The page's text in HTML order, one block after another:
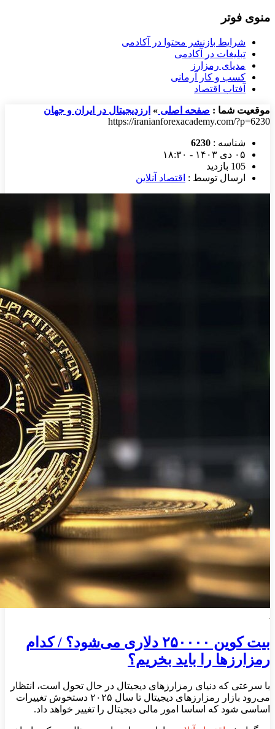
منوی فوتر
شرایط بازنشر محتوا در آکادمی
تبلیغات در آکادمی
مدیای رمزارز
کسب و کار آرمانی
آفتاب اقتصاد
موقعیت شما : صفحه اصلی » ارزدیجیتال در ایران و جهان
https://iranianforexacademy.com/?p=6230
شناسه : 6230
۰۵ دی ۱۴۰۳ - ۱۸:۳۰
105 بازدید
ارسال توسط : اقتصاد آنلاین
بیت کوین ۲۵۰۰۰۰ دلاری می‌شود؟ / کدام
رمزارزها را باید بخریم؟
با سرعتی که دنیای رمزارز‌های دیجیتال در حال تحول است، انتظار
می‌رود بازار رمزارز‌های دیجیتال تا سال ۲۰۲۵ دستخوش تغییرات
اساسی شود که اساسا امور مالی دیجیتال را تغییر خواهد داد.